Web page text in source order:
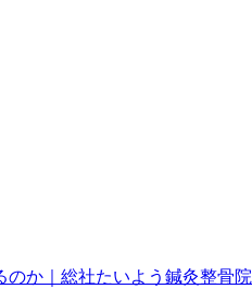
のか｜総社たいよう鍼灸整骨院